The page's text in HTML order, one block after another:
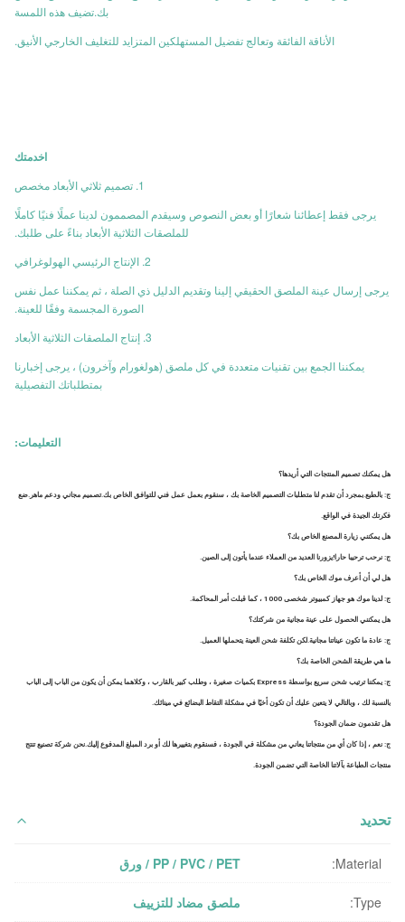
بك.تضيف هذه اللمسة
الأناقة الفائقة وتعالج تفضيل المستهلكين المتزايد للتغليف الخارجي الأنيق.
اخدمتك
1. تصميم ثلاثي الأبعاد مخصص
يرجى فقط إعطائنا شعارًا أو بعض النصوص وسيقدم المصممون لدينا عملًا فنيًا كاملًا
للملصقات الثلاثية الأبعاد بناءً على طلبك.
2. الإنتاج الرئيسي الهولوغرافي
يرجى إرسال عينة الملصق الحقيقي إلينا وتقديم الدليل ذي الصلة ، ثم يمكننا عمل نفس
الصورة المجسمة وفقًا للعينة.
3. إنتاج الملصقات الثلاثية الأبعاد
يمكننا الجمع بين تقنيات متعددة في كل ملصق (هولغورام وآخرون) ، يرجى إخبارنا
بمتطلباتك التفصيلية
التعليمات:
هل يمكنك تصميم المنتجات التي أريدها؟
فكرتك الجيدة في الواقع.
هل يمكنني زيارة المصنع الخاص بك؟
ج: نرحب ترحيبا حارا!يزورنا العديد من العملاء عندما يأتون إلى الصين.
هل لي أن أعرف موك الخاص بك؟
ج: لدينا موك هو جهاز كمبيوتر شخصى 1000 ، كما قبلت أمر المحاكمة.
هل يمكنني الحصول على عينة مجانية من شركتك؟
ج: عادة ما تكون عيناتنا مجانية.لكن تكلفة شحن العينة يتحملها العميل.
ما هي طريقة الشحن الخاصة بك؟
بالنسبة لك ، وبالتالي لا يتعين عليك أن تكون أخيًا في مشكلة التقاط البضائع في مينائك.
هل تقدمون ضمان الجودة؟
منتجات الطباعة بآلاتنا الخاصة التي تضمن الجودة.
تحديد
Material: PP / PVC / PET / ورق
Type: ملصق مضاد للتزييف